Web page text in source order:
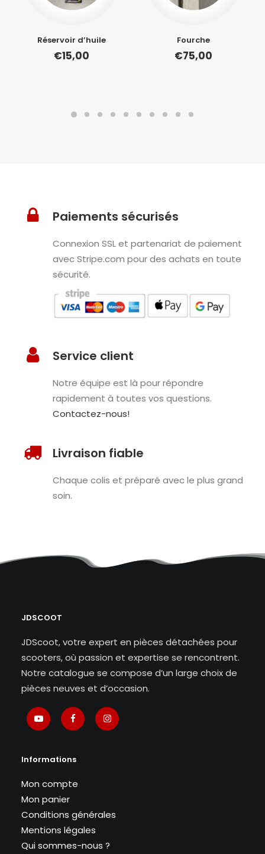
Réservoir d’huile
€15,00
Fourche
€75,00
Paiements sécurisés
Connexion SSL et partenariat de paiement
avec Stripe.com pour des achats en toute
sécurité.
Service client
Notre équipe est là pour répondre
rapidement à toutes vos questions.
Contactez-nous!
Livraison fiable
Chaque colis et préparé avec le plus grand
soin.
JDSCOOT
JDScoot, votre expert en pièces détachées pour
scooters, où passion et expertise se rencontrent.
Notre catalogue se compose d’un large choix de
pièces neuves et d’occasion.
Informations
Mon compte
Mon panier
Conditions générales
Mentions légales
Qui sommes-nous ?